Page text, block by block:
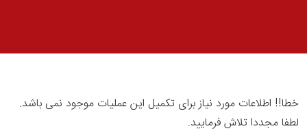
خطا!! اطلاعات مورد نیاز برای تکمیل این عملیات موجود نمی باشد.
لطفا مجددا تلاش فرمایید.